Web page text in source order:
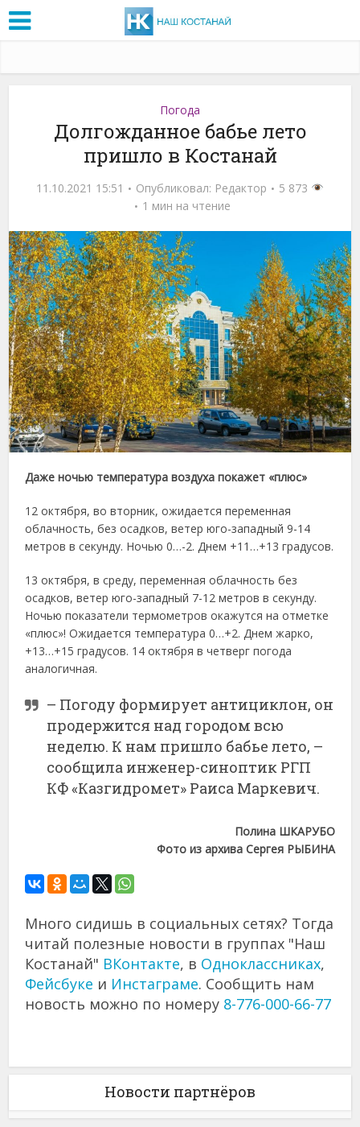
Погода
Долгожданное бабье лето
пришло в Костанай
11.10.2021 15:51 Опубликовал: Редактор
5 873
1 мин на чтение
Даже ночью температура воздуха покажет «плюс»
12 октября, во вторник, ожидается переменная
облачность, без осадков, ветер юго-западный 9-14
метров в секунду. Ночью 0…-2. Днем +11…+13 градусов.
13 октября, в среду, переменная облачность без
осадков, ветер юго-западный 7-12 метров в секунду.
Ночью показатели термометров окажутся на отметке
«плюс»! Ожидается температура 0…+2. Днем жарко,
+13…+15 градусов. 14 октября в четверг погода
аналогичная.
– Погоду формирует антициклон, он
продержится над городом всю
неделю. К нам пришло бабье лето, –
сообщила инженер-синоптик РГП
КФ «Казгидромет» Раиса Маркевич.
Полина ШКАРУБО
Фото из архива Сергея РЫБИНА
Много сидишь в социальных сетях? Тогда
читай полезные новости в группах "Наш
Костанай" ВКонтакте, в Одноклассниках,
Фейсбуке и Инстаграме. Сообщить нам
новость можно по номеру 8-776-000-66-77
Новости партнёров